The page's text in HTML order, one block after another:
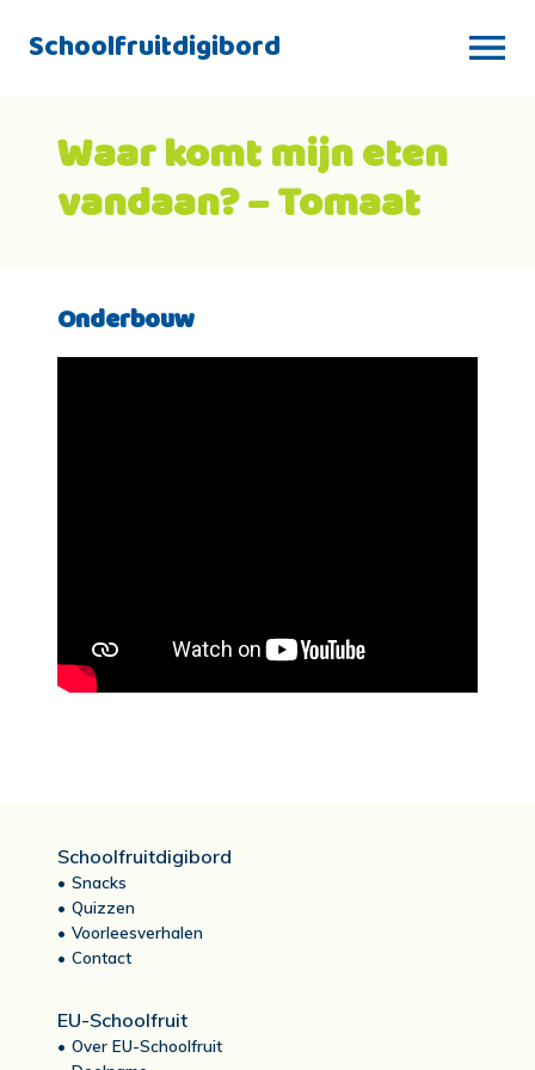
Schoolfruitdigibord
Waar komt mijn eten
vandaan? – Tomaat
Onderbouw
Schoolfruitdigibord
Snacks
Quizzen
Voorleesverhalen
Contact
EU-Schoolfruit
Over EU-Schoolfruit